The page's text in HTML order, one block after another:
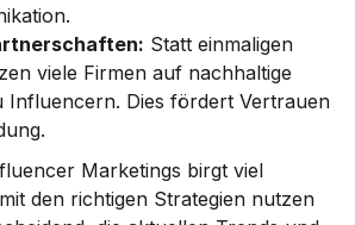
Statt einmaligen
viele Firmen auf nachhaltige
Influencern. Dies fördert Vertrauen
Marketings birgt viel
den richtigen Strategien nutzen